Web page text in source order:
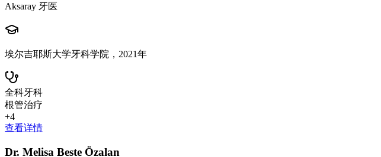
Aksaray 牙医
埃尔吉耶斯大学牙科学院，2021年
全科牙科
根管治疗
+4
查看详情
Dr. Melisa Beste Özalan